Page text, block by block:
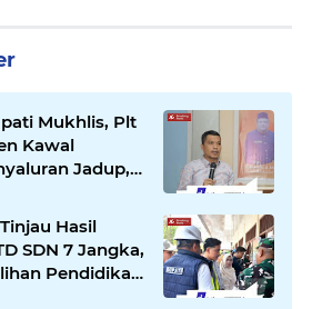
Mukhlis, Plt
Kawal
Jadup,
dengan
Hasil
SDN 7 Jangka,
Pendidikan
Optimal